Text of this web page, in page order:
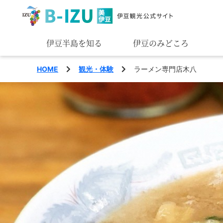
伊豆半島を知る 伊豆のみどころ
みる
あじわう
HOME 観光・体験 ラーメン専門店木八